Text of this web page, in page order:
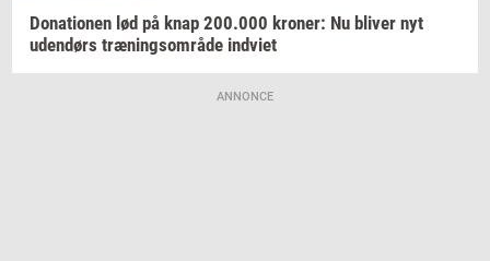
Do­na­tio­nen lød på knap 200.000 kro­ner: Nu bli­ver nyt
uden­dørs træ­nings­om­rå­de ind­vi­et
ANNONCE